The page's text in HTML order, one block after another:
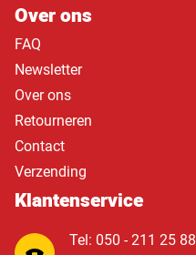
Over ons
FAQ
Newsletter
Over ons
Retourneren
Contact
Verzending
Klantenservice
Tel: 050 - 211 25 88